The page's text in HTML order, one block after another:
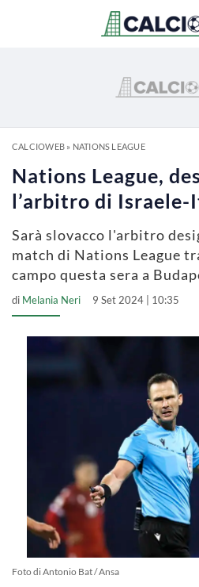
CALCIOWEB» NATIONS LEAGUE
Nations League,
l’arbitro di Israele-
Sarà slovacco l'arbitro
match di Nations League
campo questa sera a
di Melania Neri 9 Set 2024 | 10:35
Foto di Antonio Bat / Ansa